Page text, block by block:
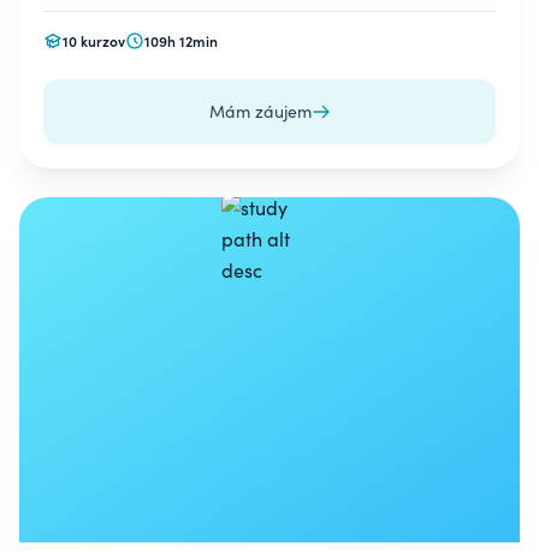
10 kurzov 109h 12min
Mám záujem